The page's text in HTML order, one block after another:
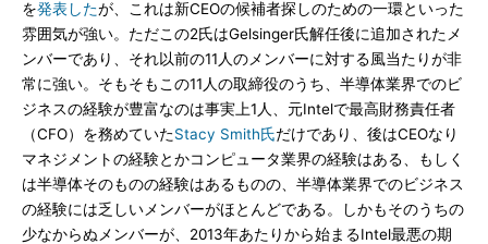
を発表したが、これは新CEOの候補者探しのための一環といった
雰囲気が強い。ただこの2氏はGelsinger氏解任後に追加されたメ
ンバーであり、それ以前の11人のメンバーに対する風当たりが非
常に強い。そもそもこの11人の取締役のうち、半導体業界でのビ
ジネスの経験が豊富なのは事実上1人、元Intelで最高財務責任者
（CFO）を務めていたStacy Smith氏だけであり、後はCEOなり
マネジメントの経験とかコンピュータ業界の経験はある、もしく
は半導体そのものの経験はあるものの、半導体業界でのビジネス
の経験には乏しいメンバーがほとんどである。しかもそのうちの
少なからぬメンバーが、2013年あたりから始まるIntel最悪の期